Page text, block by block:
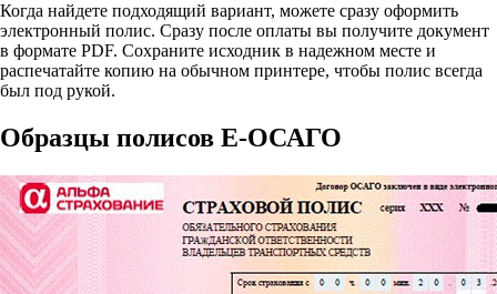
Когда найдете подходящий вариант, можете сразу оформить
электронный полис. Сразу после оплаты вы получите документ
в формате PDF. Сохраните исходник в надежном месте и
распечатайте копию на обычном принтере, чтобы полис всегда
был под рукой.
Образцы полисов E-ОСАГО